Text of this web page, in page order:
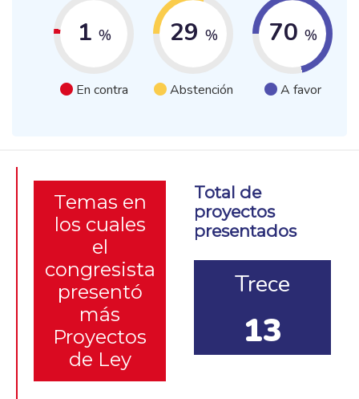
1 %
En contra
29 %
Abstención
70 %
A favor
Temas en
los cuales
el
congresista
presentó
más
Proyectos
de Ley
Total de
proyectos
presentados
Trece
13